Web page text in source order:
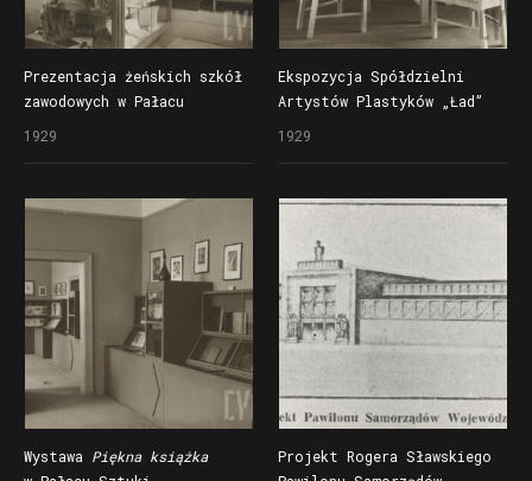
Prezentacja żeńskich szkół
zawodowych w Pałacu
Rządowym na Powszechnej
1929
Ekspozycja Spółdzielni
Artystów Plastyków „Ład”
w Pałacu Sztuki
1929
Wystawa
Piękna książka
Wystawa Piękna książka
Projekt Rogera Sławskiego